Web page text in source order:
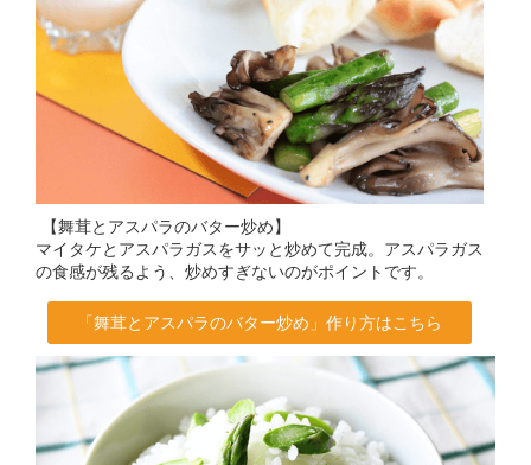
【舞茸とアスパラのバター炒め】
マイタケとアスパラガスをサッと炒めて完成。アスパラガス
の食感が残るよう、炒めすぎないのがポイントです。
「舞茸とアスパラのバター炒め」作り方はこちら